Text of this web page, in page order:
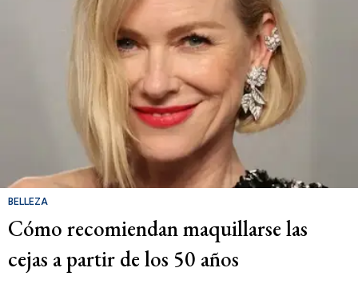
BELLEZA
Cómo recomiendan maquillarse las
cejas a partir de los 50 años